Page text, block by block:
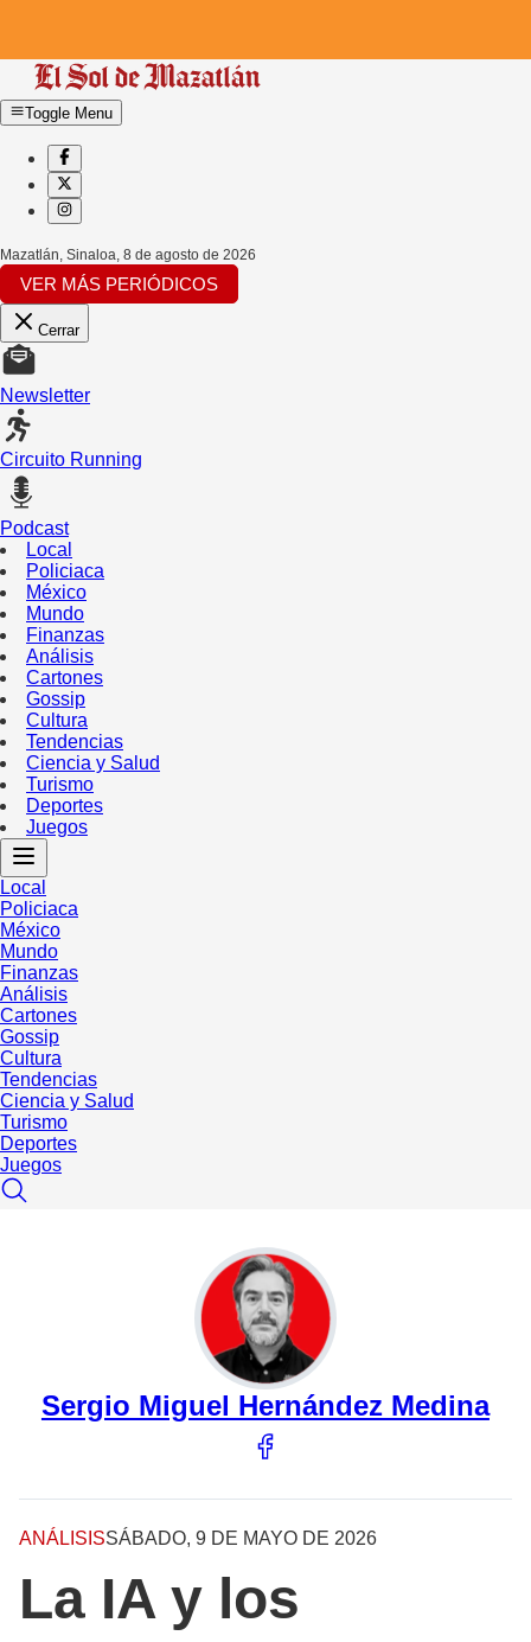
Toggle Menu
Mazatlán, Sinaloa, 8 de agosto de 2026
VER MÁS PERIÓDICOS
Cerrar
Newsletter
Circuito Running
Podcast
Local
Policiaca
México
Mundo
Finanzas
Análisis
Cartones
Gossip
Cultura
Tendencias
Ciencia y Salud
Turismo
Deportes
Juegos
Local
Policiaca
México
Mundo
Finanzas
Análisis
Cartones
Gossip
Cultura
Tendencias
Ciencia y Salud
Turismo
Deportes
Juegos
Sergio Miguel Hernández Medina
ANÁLISISSÁBADO, 9 DE MAYO DE 2026
La IA y los